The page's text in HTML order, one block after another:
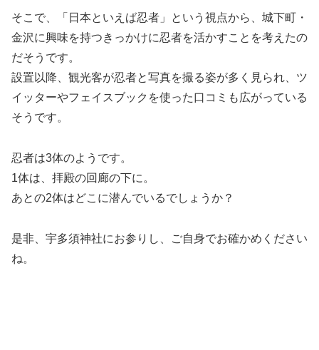
そこで、「日本といえば忍者」という視点から、城下町・
金沢に興味を持つきっかけに忍者を活かすことを考えたの
だそうです。
設置以降、観光客が忍者と写真を撮る姿が多く見られ、ツ
イッターやフェイスブックを使った口コミも広がっている
そうです。
忍者は3体のようです。
1体は、拝殿の回廊の下に。
あとの2体はどこに潜んでいるでしょうか？
是非、宇多須神社にお参りし、ご自身でお確かめください
ね。